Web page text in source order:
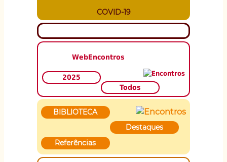
COVID-19
WebEncontros
2025
Todos
BIBLIOTECA
Destaques
Referências